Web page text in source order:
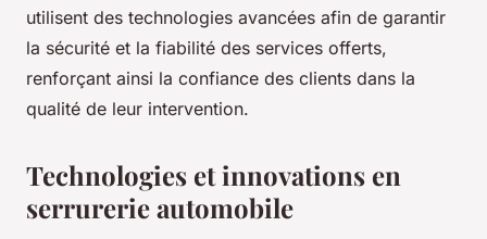
utilisent des technologies avancées afin de garantir
la sécurité et la fiabilité des services offerts,
renforçant ainsi la confiance des clients dans la
qualité de leur intervention.
Technologies et innovations en
serrurerie automobile